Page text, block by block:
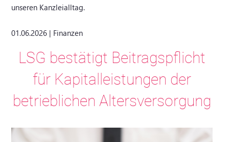
unseren Kanzleialltag.
01.06.2026 | Finanzen
LSG bestätigt Beitragspflicht
für Kapitalleistungen der
betrieblichen Altersversorgung